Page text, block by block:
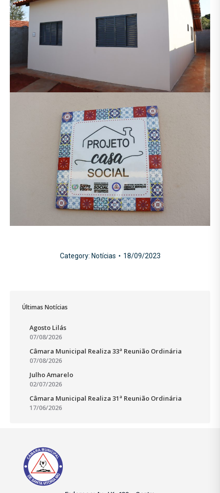
Category: Notícias 18/09/2023
Últimas Notícias
Agosto Lilás
07/08/2026
Câmara Municipal Realiza 33ª Reunião Ordinária
07/08/2026
Julho Amarelo
02/07/2026
Câmara Municipal Realiza 31ª Reunião Ordinária
17/06/2026